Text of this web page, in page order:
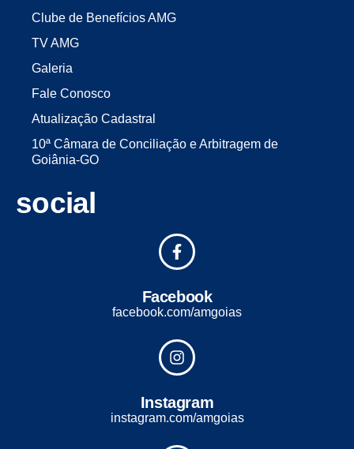
Clube de Benefícios AMG
TV AMG
Galeria
Fale Conosco
Atualização Cadastral
10ª Câmara de Conciliação e Arbitragem de
Goiânia-GO
social
Facebook
facebook.com/amgoias
Instagram
instagram.com/amgoias